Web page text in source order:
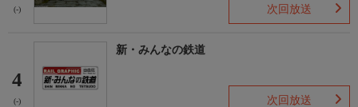
(-) 次回放送
4
(-)
新・みんなの鉄道
次回放送